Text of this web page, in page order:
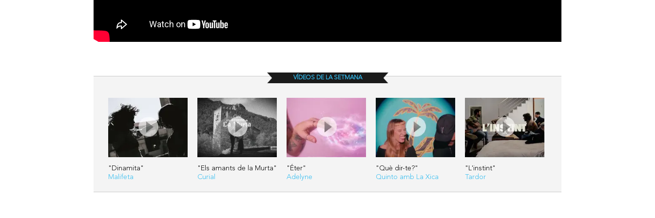
VÍDEOS DE LA SETMANA
"Dinamita"
Malifeta
"Els amants de la Murta"
Curial
"Éter"
Adelyne
"Què dir-te?"
Quinto amb La Xica
"L'instint"
Tardor